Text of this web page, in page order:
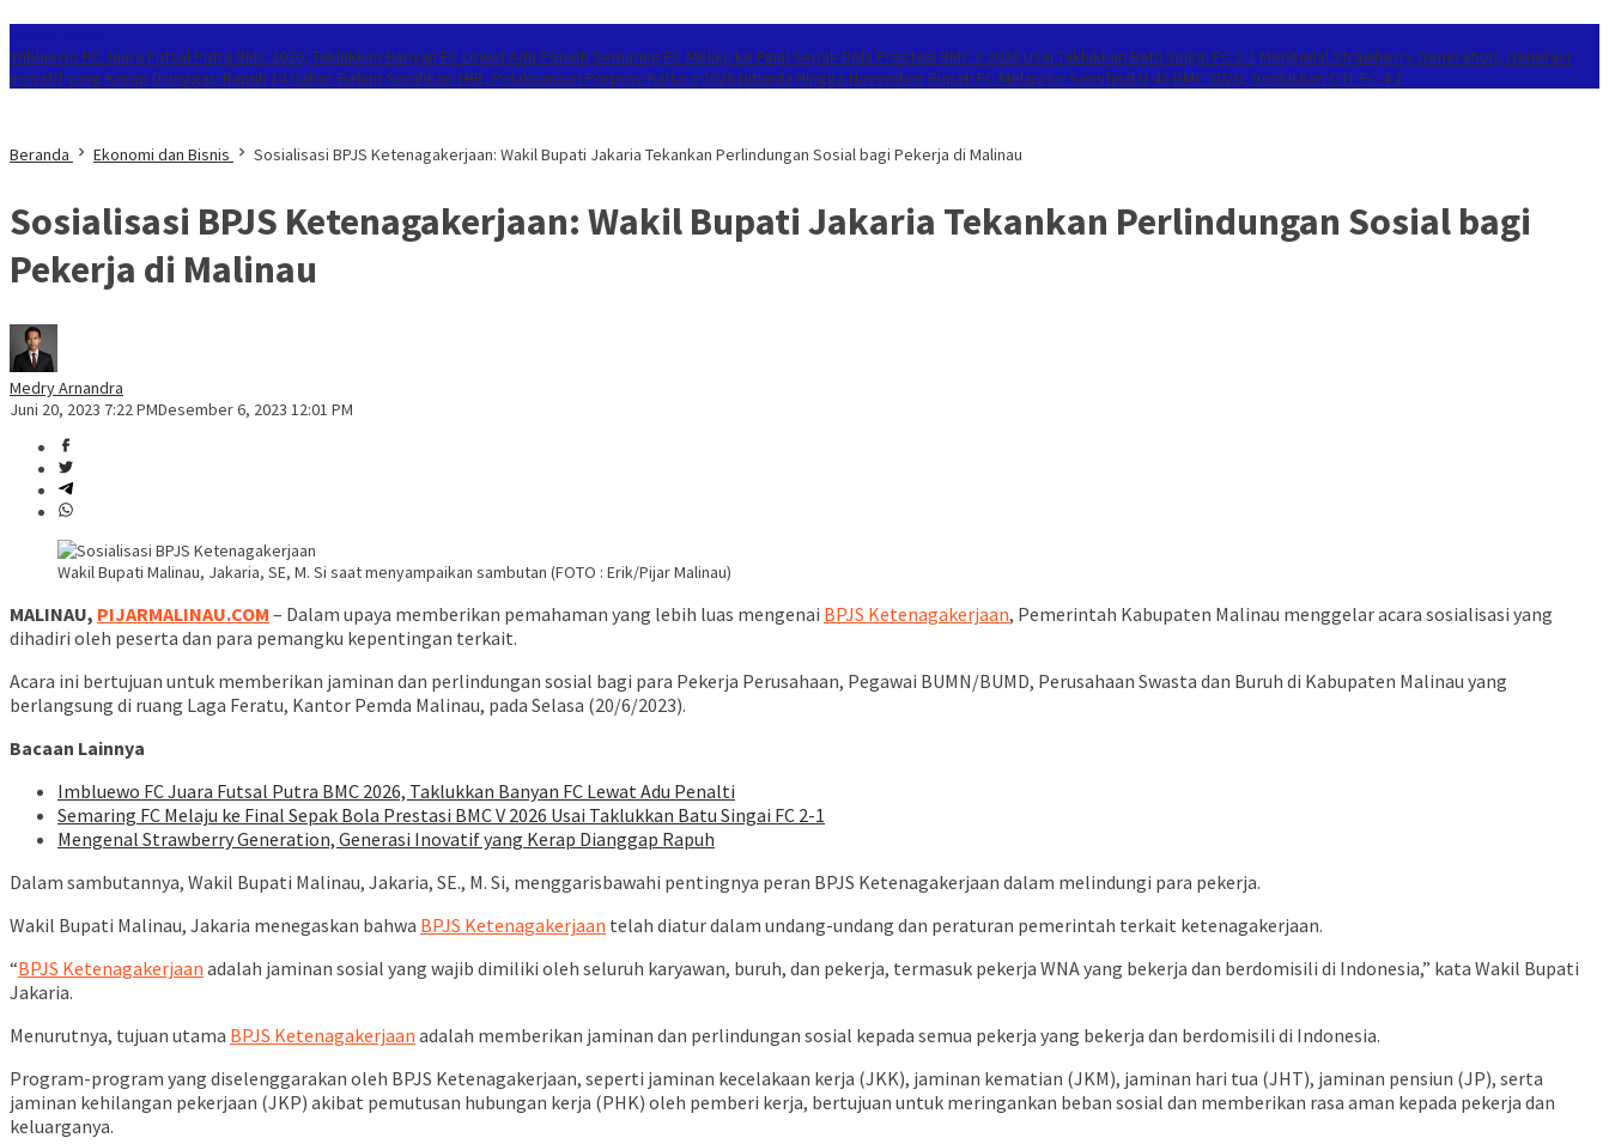
Imbluewo FC Juara Futsal Putra BMC 2026, Taklukkan Banyan FC Lewat Adu Penalti Semaring FC Melaju ke Final Sepak Bola Prestasi BMC V 2026 Usai Taklukkan Batu Singai FC 2-1 Mengenal Strawberry Generation, Generasi
Inovatif yang Kerap Dianggap Rapuh 14 Cabor Belum Serahkan THB, Pelaksanaan Porprov Kaltara 2026 Ditunda Hingga NovemberBupati FC Melaju ke Semifinal U-45 BMC 2026, Tundukkan OTL FC 4-1
Beranda Ekonomi dan Bisnis Sosialisasi BPJS Ketenagakerjaan: Wakil Bupati Jakaria Tekankan Perlindungan Sosial bagi Pekerja di Malinau
Sosialisasi BPJS Ketenagakerjaan: Wakil Bupati Jakaria Tekankan Perlindungan Sosial bagi
Pekerja di Malinau
Medry Arnandra
Juni 20, 2023 7:22 PMDesember 6, 2023 12:01 PM
Wakil Bupati Malinau, Jakaria, SE, M. Si saat menyampaikan sambutan (FOTO : Erik/Pijar Malinau)
MALINAU, PIJARMALINAU.COM – Dalam upaya memberikan pemahaman yang lebih luas mengenai BPJS Ketenagakerjaan, Pemerintah Kabupaten Malinau menggelar acara sosialisasi yang
dihadiri oleh peserta dan para pemangku kepentingan terkait.
Acara ini bertujuan untuk memberikan jaminan dan perlindungan sosial bagi para Pekerja Perusahaan, Pegawai BUMN/BUMD, Perusahaan Swasta dan Buruh di Kabupaten Malinau yang
berlangsung di ruang Laga Feratu, Kantor Pemda Malinau, pada Selasa (20/6/2023).
Bacaan Lainnya
Imbluewo FC Juara Futsal Putra BMC 2026, Taklukkan Banyan FC Lewat Adu Penalti
Semaring FC Melaju ke Final Sepak Bola Prestasi BMC V 2026 Usai Taklukkan Batu Singai FC 2-1
Mengenal Strawberry Generation, Generasi Inovatif yang Kerap Dianggap Rapuh
Dalam sambutannya, Wakil Bupati Malinau, Jakaria, SE., M. Si, menggarisbawahi pentingnya peran BPJS Ketenagakerjaan dalam melindungi para pekerja.
Wakil Bupati Malinau, Jakaria menegaskan bahwa BPJS Ketenagakerjaan telah diatur dalam undang-undang dan peraturan pemerintah terkait ketenagakerjaan.
“BPJS Ketenagakerjaan adalah jaminan sosial yang wajib dimiliki oleh seluruh karyawan, buruh, dan pekerja, termasuk pekerja WNA yang bekerja dan berdomisili di Indonesia,” kata Wakil Bupati
Jakaria.
Menurutnya, tujuan utama BPJS Ketenagakerjaan adalah memberikan jaminan dan perlindungan sosial kepada semua pekerja yang bekerja dan berdomisili di Indonesia.
Program-program yang diselenggarakan oleh BPJS Ketenagakerjaan, seperti jaminan kecelakaan kerja (JKK), jaminan kematian (JKM), jaminan hari tua (JHT), jaminan pensiun (JP), serta
jaminan kehilangan pekerjaan (JKP) akibat pemutusan hubungan kerja (PHK) oleh pemberi kerja, bertujuan untuk meringankan beban sosial dan memberikan rasa aman kepada pekerja dan
keluarganya.